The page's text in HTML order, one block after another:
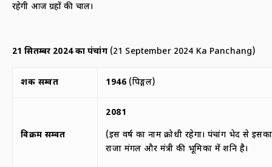
रहेगी आज ग्रहों की चाल।
21सितम्बर 2024का पंचांग(21 September 2024 Ka Panchang)
शक सम्वत 1946(पिङ्गल)
विक्रम सम्वत
2081
(इस वर्ष का नाम क्रोधी रहेगा। पंचांग भेद से
राजा मंगल और मंत्री की भूमिका में शनि है।